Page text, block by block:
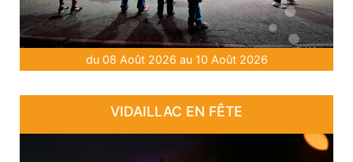
du 08 Août 2026 au 10 Août 2026
VIDAILLAC EN FÊTE